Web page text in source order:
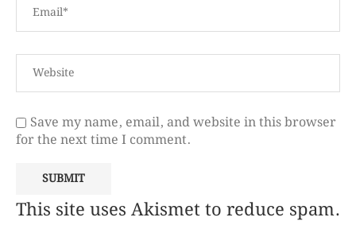
Save my name, email, and website in this browser
for the next time I comment.
This site uses Akismet to reduce spam.